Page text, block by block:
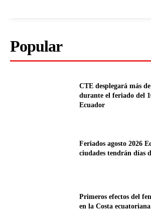
Popular
CTE desplegará más
durante el feriado del
Ecuador
Feriados agosto 2026
ciudades tendrán días
Primeros efectos del
en la Costa ecuatoriana